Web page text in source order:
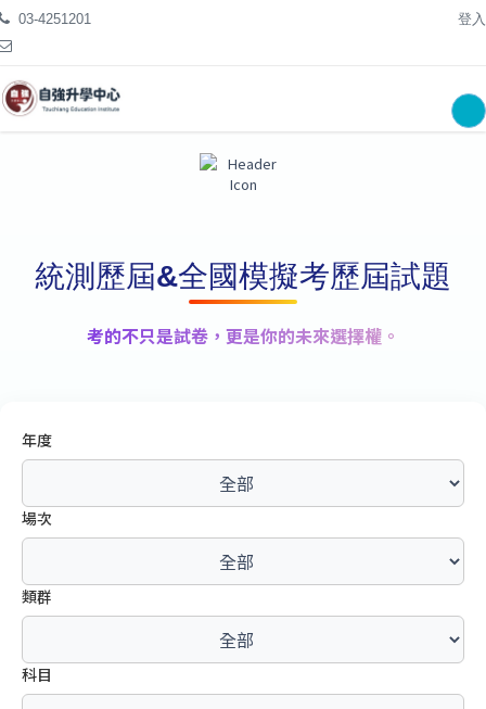
03-4251201 登入
統測歷屆&全國模擬考歷屆試題
考的不只是試卷，更是你的未來選擇權。
年度
場次
類群
科目